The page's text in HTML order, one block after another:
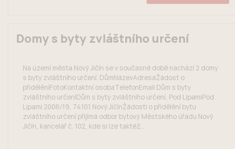
Domy s byty zvláštního určení
Na území města Nový Jičín se v současné době nachází 2 domy
s byty zvláštního určení. DůmNázevAdresaŽádost o
přidělěníFotoKontaktní osobaTelefonEmail Dům s byty
zvláštního určeníDům s byty zvláštního určení, Pod LipamiPod
Lipami 2006/19, 74101 Nový JičínŽádosti o přidělění bytu
zvláštního určení přijímá odbor bytový Městského úřadu Nový
Jičín, kancelář č. 102, kde si lze taktéž...